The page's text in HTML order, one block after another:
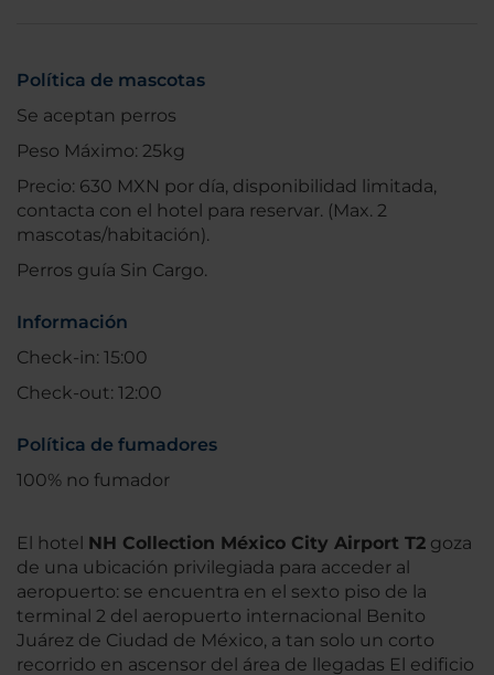
Política de mascotas
Se aceptan perros
Peso Máximo: 25kg
Precio: 630 MXN por día, disponibilidad limitada,
contacta con el hotel para reservar. (Max. 2
mascotas/habitación).
Perros guía Sin Cargo.
Información
Check-in: 15:00
Check-out: 12:00
Política de fumadores
100% no fumador
El hotel NH Collection México City Airport T2 goza
de una ubicación privilegiada para acceder al
aeropuerto: se encuentra en el sexto piso de la
terminal 2 del aeropuerto internacional Benito
Juárez de Ciudad de México, a tan solo un corto
recorrido en ascensor del área de llegadas El edificio